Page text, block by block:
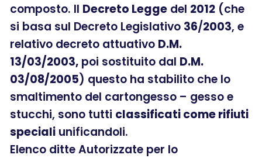
composto. Il Decreto Legge del 2012 (che
si basa sul Decreto Legislativo 36/2003, e
relativo decreto attuativo D.M.
13/03/2003, poi sostituito dal D.M.
03/08/2005) questo ha stabilito che lo
smaltimento del cartongesso – gesso e
stucchi, sono tutti classificati come rifiuti
speciali unificandoli.
Elenco ditte Autorizzate per lo